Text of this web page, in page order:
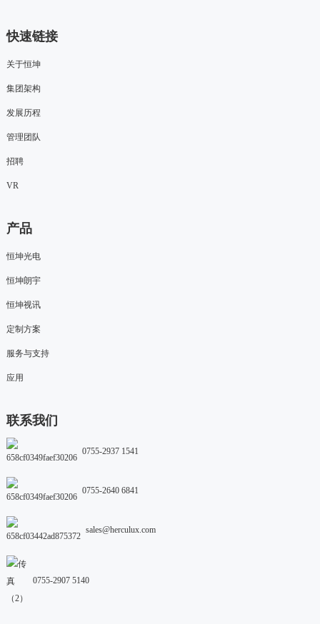
快速链接
关于恒坤
集团架构
发展历程
管理团队
招聘
VR
产品
恒坤光电
恒坤朗宇
恒坤视讯
定制方案
服务与支持
应用
联系我们
0755-2937 1541
0755-2640 6841
sales@herculux.com
0755-2907 5140